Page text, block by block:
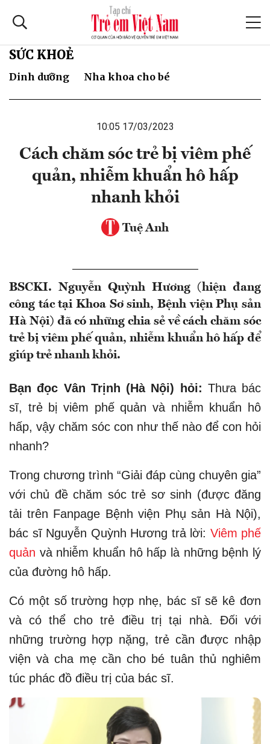
SỨC KHOẺ
Dinh dưỡng Nha khoa cho bé
10:05 17/03/2023
Cách chăm sóc trẻ bị viêm phế
quản, nhiễm khuẩn hô hấp
nhanh khỏi
Tuệ Anh
BSCKI. Nguyễn Quỳnh Hương (hiện đang
công tác tại Khoa Sơ sinh, Bệnh viện Phụ sản
Hà Nội) đã có những chia sẻ về cách chăm sóc
trẻ bị viêm phế quản, nhiễm khuẩn hô hấp để
giúp trẻ nhanh khỏi.
Bạn đọc Vân Trịnh (Hà Nội) hỏi: Thưa bác
sĩ, trẻ bị viêm phế quản và nhiễm khuẩn hô
hấp, vậy chăm sóc con như thế nào để con hỏi
nhanh?
Trong chương trình “Giải đáp cùng chuyên gia”
với chủ đề chăm sóc trẻ sơ sinh (được đăng
tải trên Fanpage Bệnh viện Phụ sản Hà Nội),
bác sĩ Nguyễn Quỳnh Hương trả lời: Viêm phế
quản và nhiễm khuẩn hô hấp là những bệnh lý
của đường hô hấp.
Có một số trường hợp nhẹ, bác sĩ sẽ kê đơn
và có thể cho trẻ điều trị tại nhà. Đối với
những trường hợp nặng, trẻ cần được nhập
viện và cha mẹ cần cho bé tuân thủ nghiêm
túc phác đồ điều trị của bác sĩ.